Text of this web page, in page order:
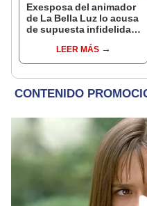
Exesposa del animador
de La Bella Luz lo acusa
de supuesta infidelidad
expone chats
LEER MÁS